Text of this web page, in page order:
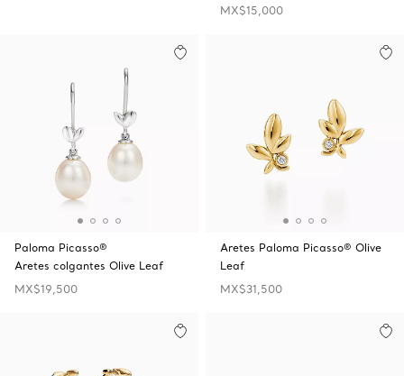
MX$15,000
Paloma Picasso®
Aretes colgantes Olive Leaf
MX$19,500
Aretes Paloma Picasso® Olive
Leaf
MX$31,500